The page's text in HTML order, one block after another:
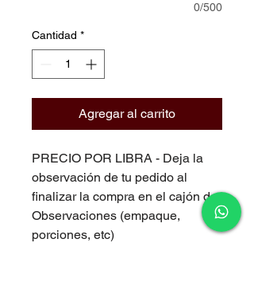
0/500
Cantidad *
Agregar al carrito
PRECIO POR LIBRA - Deja la
observación de tu pedido al
finalizar la compra en el cajón de
Observaciones (empaque,
porciones, etc)